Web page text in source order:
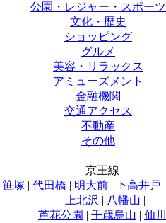
公園・レジャー・スポーツ
文化・歴史
ショッピング
グルメ
美容・リラックス
アミューズメント
金融機関
交通アクセス
不動産
その他
京王線
笹塚 | 代田橋 | 明大前 | 下高井戸 |
|
上北沢 | 八幡山 |
芦花公園 | 千歳烏山 | 仙川